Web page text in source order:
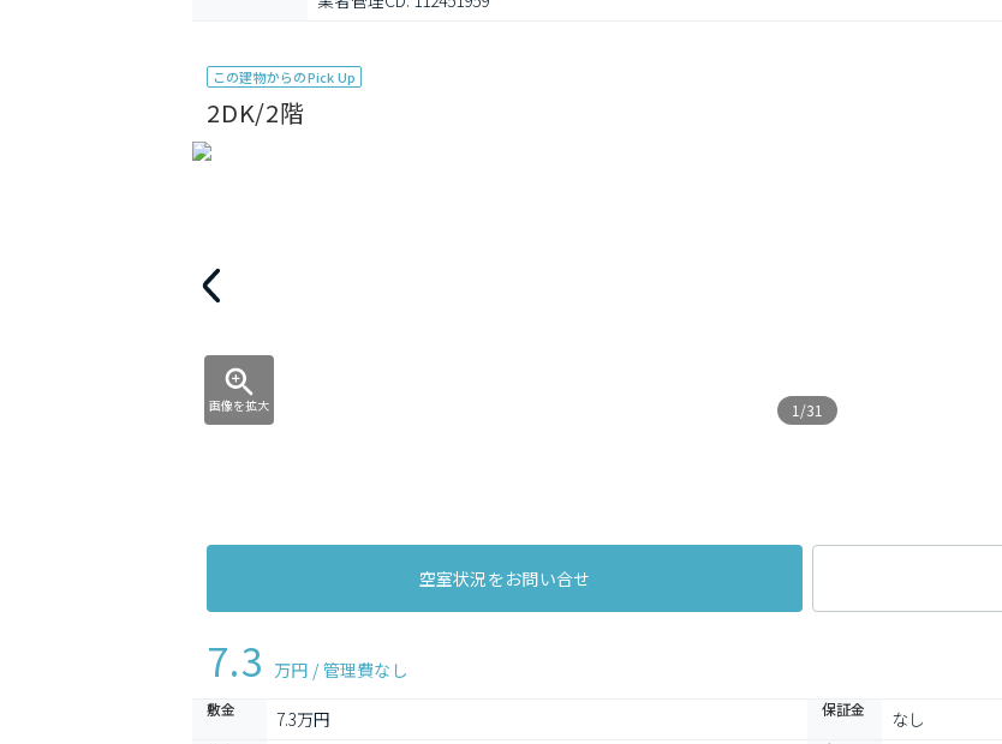
この建物からのPick Up
2DK/2階
画像を拡大 1/31
空室状況をお問い合せ
7.3 万円 / 管理費なし
敷金 7.3万円 保証金 なし